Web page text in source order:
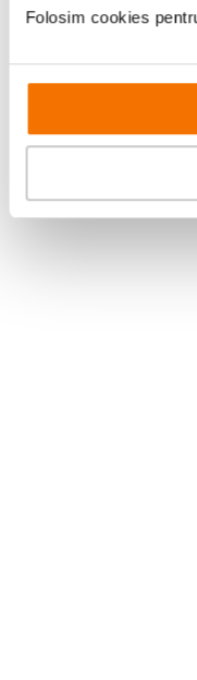
Folosim cookies